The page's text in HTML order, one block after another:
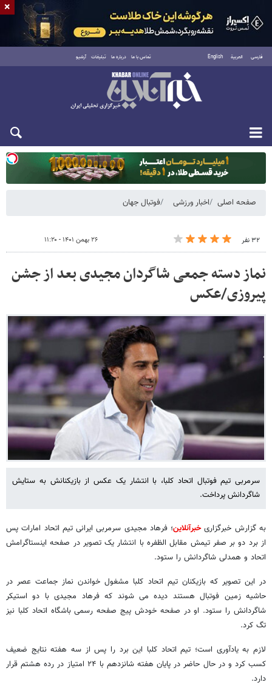
فارسی العربية English تماس با ما درباره ما تبلیغات آرشیو
یکشنبه ۱۸ مرداد ۱۴۰۵
صفحه اصلی اخبار ورزشی فوتبال جهان
۳۲ نفر ۲۶ بهمن ۱۴۰۱ - ۱۱:۲۰
نماز دسته جمعی شاگردان مجیدی بعد از جشن
پیروزی/عکس
سرمربی تیم فوتبال اتحاد کلبا، با انتشار یک عکس از بازیکنانش به ستایش
شاگردانش پرداخت.
به گزارش خبرگزاریخبرآنلاین؛ فرهاد مجیدی سرمربی ایرانی تیم اتحاد امارات پس
از برد دو بر صفر تیمش مقابل الظفره با انتشار یک تصویر در صفحه اینستاگرامش
اتحاد و همدلی شاگردانش را ستود.
در این تصویر که بازیکنان تیم اتحاد کلبا مشغول خواندن نماز جماعت عصر در
حاشیه زمین فوتبال هستند دیده می شوند که فرهاد مجیدی با دو استیکر
شاگردانش را ستود. او در صفحه خودش پیج صفحه رسمی باشگاه اتحاد کلبا نیز
تگ کرد.
لازم به یادآوری است؛ تیم اتحاد کلبا این برد را پس از سه هفته نتایج ضعیف
کسب کرد و در حال حاضر در پایان هفته شانزدهم با ۲۴ امتیاز در رده هشتم قرار
دارد.
×